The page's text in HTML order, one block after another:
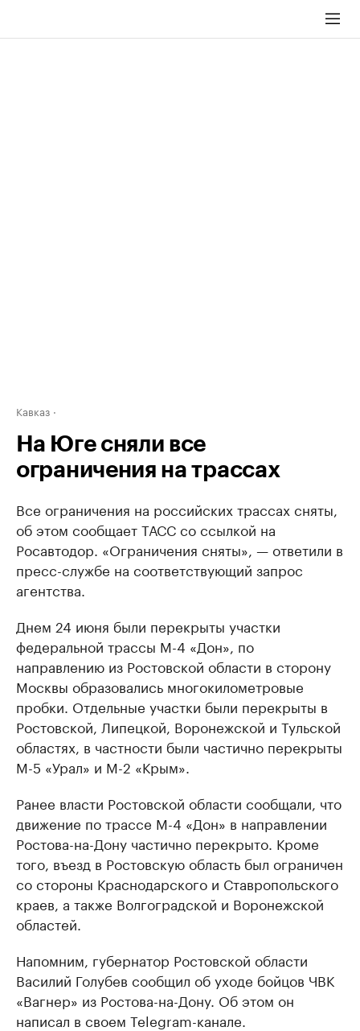
Кавказ
На Юге сняли все
ограничения на трассах
Все ограничения на российских трассах сняты,
об этом сообщает ТАСС со ссылкой на
Росавтодор. «Ограничения сняты», — ответили в
пресс-службе на соответствующий запрос
агентства.
Днем 24 июня были перекрыты участки
федеральной трассы М-4 «Дон», по
направлению из Ростовской области в сторону
Москвы образовались многокилометровые
пробки. Отдельные участки были перекрыты в
Ростовской, Липецкой, Воронежской и Тульской
областях, в частности были частично перекрыты
М-5 «Урал» и М-2 «Крым».
Ранее власти Ростовской области сообщали, что
движение по трассе М-4 «Дон» в направлении
Ростова-на-Дону частично перекрыто. Кроме
того, въезд в Ростовскую область был ограничен
со стороны Краснодарского и Ставропольского
краев, а также Волгоградской и Воронежской
областей.
Напомним, губернатор Ростовской области
Василий Голубев сообщил об уходе бойцов ЧВК
«Вагнер» из Ростова-на-Дону. Об этом он
написал в своем Telegram-канале.